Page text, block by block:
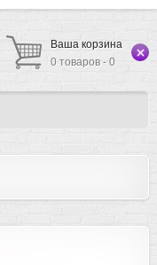
Ваша корзина
0 товаров - 0